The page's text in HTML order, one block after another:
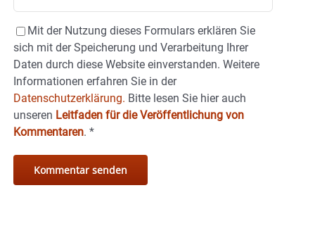
Mit der Nutzung dieses Formulars erklären Sie
sich mit der Speicherung und Verarbeitung Ihrer
Daten durch diese Website einverstanden. Weitere
Informationen erfahren Sie in der
Datenschutzerklärung. Bitte lesen Sie hier auch
unseren Leitfaden für die Veröffentlichung von
Kommentaren. *